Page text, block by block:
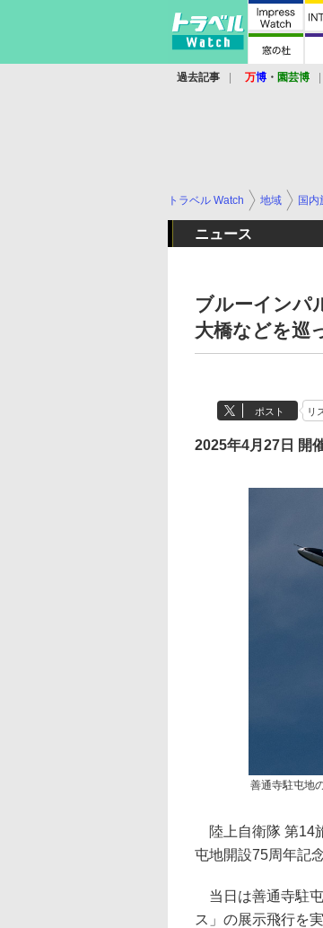
過去記事 万博 ・ 園芸博
トラベル Watch 地域 国内
ニュース
ブルーインパ
大橋などを巡
ポスト リ
2025年4月27日 開
善通寺駐屯地
陸上自衛隊 第14
屯地開設75周年記
当日は善通寺駐
ス」の展示飛行を